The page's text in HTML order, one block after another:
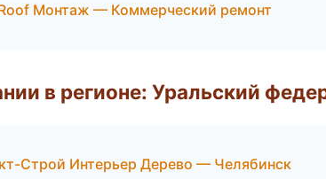
Монтаж — Коммерческий ремонт
в регионе: Уральский
Строй Интерьер Дерево — Челябинск